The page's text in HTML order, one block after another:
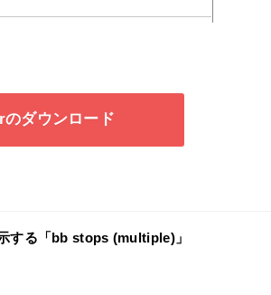
ダウンロード
する「bb stops (multiple)」